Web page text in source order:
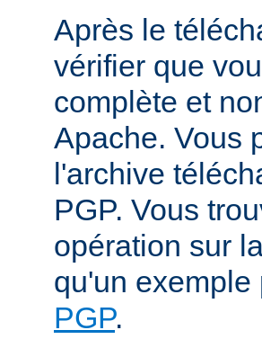
Après le
vérifier que
complète et
Apache. Vous
l'archive
PGP. Vous
opération sur
qu'un
PGP.